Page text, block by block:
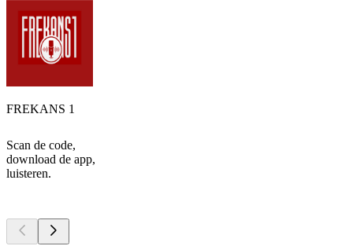
FREKANS 1
Scan de code,
download de app,
luisteren.